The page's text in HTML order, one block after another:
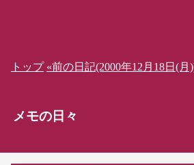
トップ «前の日記(2000年12月18日(月
メモの日々